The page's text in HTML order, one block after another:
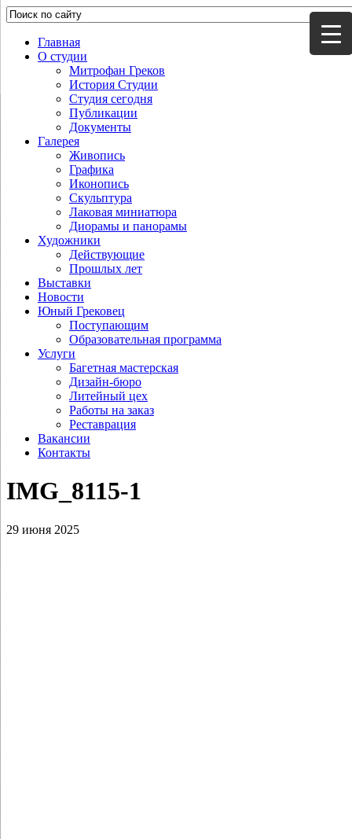
Главная
О студии
Митрофан Греков
История Студии
Студия сегодня
Публикации
Документы
Галерея
Живопись
Графика
Иконопись
Скульптура
Лаковая миниатюра
Диорамы и панорамы
Художники
Действующие
Прошлых лет
Выставки
Новости
Юный Грековец
Поступающим
Образовательная программа
Услуги
Багетная мастерская
Дизайн-бюро
Литейный цех
Работы на заказ
Реставрация
Вакансии
Контакты
IMG_8115‑1
29 июня 2025